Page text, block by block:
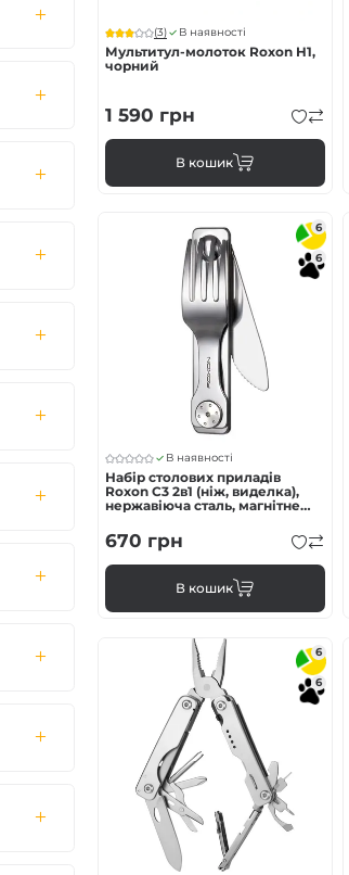
(3) В наявності
Мультитул-молоток Roxon H1,
чорний
1 590 грн
В кошик
6
6
В наявності
Набір столових приладів
Roxon C3 2в1 (ніж, виделка),
нержавіюча сталь, магнітне
670 грн
В кошик
6
6